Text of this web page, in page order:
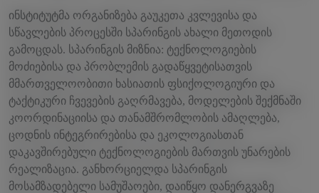
ინსტიტუტმა ორგანიზება გაუკეთა კვლევისა და
სწავლების პროცესში სპარინგის ახალი მეთოდის
გამოცდას. სპარინგის მიზნია: ტექნოლოგიების
მოძიებისა და პრობლემის გადაწყვეტისათვის
მმართველოობითი ხასიათის ფსიქოლოგიური და
ტაქტიკური ჩვევების გაღრმავება, მოდელების შექმნაში
კოორდინაციისა და თანამშრომლობის ამაღლება,
ცოდნის ინტეგრირებისა და ეკოლოგიასთან
დაკავშირებული ტექნოლოგიების მართვის უნარების
რეალიზაცია. განხორციელდა სპარინგის
მოსამზადებელი სამუშაოები, დაიწყო დანერგვაზე